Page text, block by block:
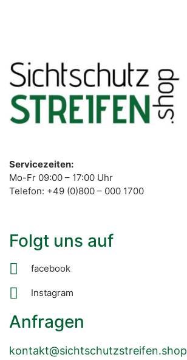
Servicezeiten:
Mo-Fr 09:00 – 17:00 Uhr
Telefon: +49 (0)800 – 000 1700
Folgt uns auf
facebook
Instagram
Anfragen
kontakt@sichtschutzstreifen.shop